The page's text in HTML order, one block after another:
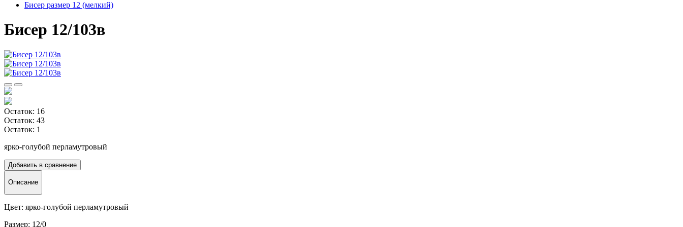
Бисер размер 12 (мелкий)
Бисер 12/103в
Остаток: 16
Остаток: 43
Остаток: 1
ярко-голубой перламутровый
Добавить в сравнение
Описание
Цвет: ярко-голубой перламутровый
Размер: 12/0